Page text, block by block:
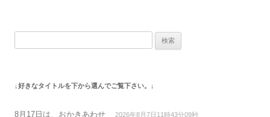
ン
↓好きなタイトルを下から選んでご覧下さい。↓
8月17日は、おかきあわせ 2026年8月7日11時43分09秒